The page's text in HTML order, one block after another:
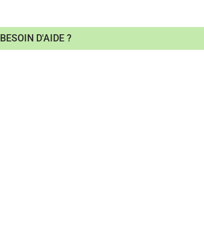
BESOIN D'AIDE ?